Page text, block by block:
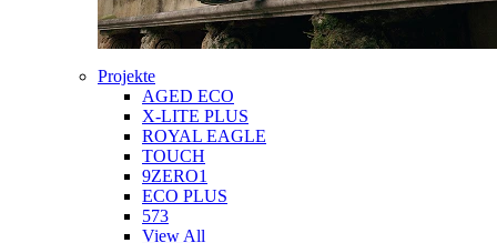
Projekte
AGED ECO
X-LITE PLUS
ROYAL EAGLE
TOUCH
9ZERO1
ECO PLUS
573
View All